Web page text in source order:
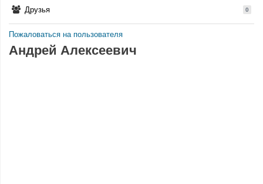
Друзья
0
Пожаловаться на пользователя
Андрей Алексеевич